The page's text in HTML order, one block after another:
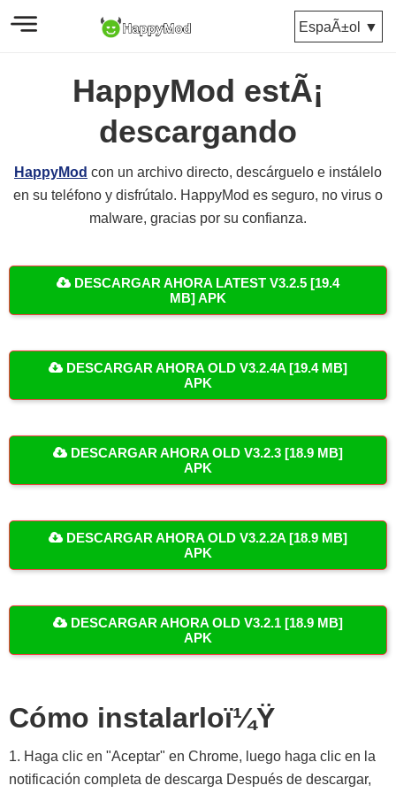
EspaÃ±ol ▼
HappyMod estÃ¡
descargando
HappyMod con un archivo directo, descárguelo e instálelo
en su teléfono y disfrútalo. HappyMod es seguro, no virus o
malware, gracias por su confianza.
DESCARGAR AHORA LATEST V3.2.5 [19.4
MB] APK
DESCARGAR AHORA OLD V3.2.4A [19.4 MB]
APK
DESCARGAR AHORA OLD V3.2.3 [18.9 MB]
APK
DESCARGAR AHORA OLD V3.2.2A [18.9 MB]
APK
DESCARGAR AHORA OLD V3.2.1 [18.9 MB]
APK
Cómo instalarloï¼Ÿ
1. Haga clic en "Aceptar" en Chrome, luego haga clic en la
notificación completa de descarga Después de descargar,